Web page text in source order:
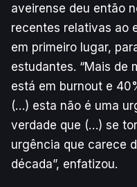
aveirense deu então
recentes relativas ao
em primeiro lugar,
estudantes. “Mais de
está em burnout e
(…) esta não é uma
verdade que (…) se
urgência que carece
década”, enfatizou.